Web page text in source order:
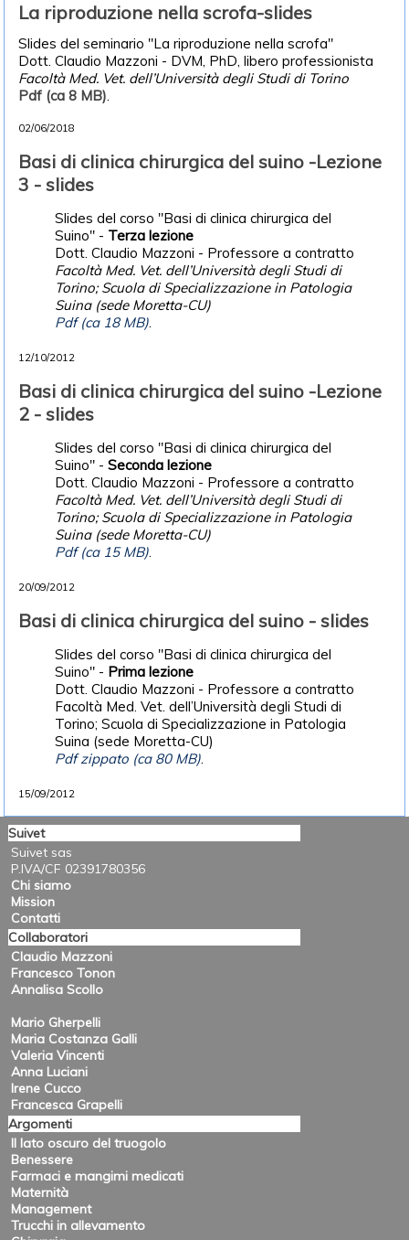
La riproduzione nella scrofa-slides
Slides del seminario "La riproduzione nella scrofa"
Dott. Claudio Mazzoni - DVM, PhD, libero professionista
Facoltà Med. Vet. dell’Università degli Studi di Torino
Pdf (ca 8 MB).
02/06/2018
Basi di clinica chirurgica del suino -Lezione
3 - slides
Slides del corso "Basi di clinica chirurgica del
Suino" - Terza lezione
Dott. Claudio Mazzoni - Professore a contratto
Facoltà Med. Vet. dell’Università degli Studi di
Torino; Scuola di Specializzazione in Patologia
Suina (sede Moretta-CU)
Pdf (ca 18 MB).
12/10/2012
Basi di clinica chirurgica del suino -Lezione
2 - slides
Slides del corso "Basi di clinica chirurgica del
Suino" -Seconda lezione
Dott. Claudio Mazzoni - Professore a contratto
Facoltà Med. Vet. dell’Università degli Studi di
Torino; Scuola di Specializzazione in Patologia
Suina (sede Moretta-CU)
Pdf (ca 15 MB).
20/09/2012
Basi di clinica chirurgica del suino - slides
Slides del corso "Basi di clinica chirurgica del
Suino" - Prima lezione
Dott. Claudio Mazzoni - Professore a contratto
Facoltà Med. Vet. dell’Università degli Studi di
Torino; Scuola di Specializzazione in Patologia
Suina (sede Moretta-CU)
Pdf zippato (ca 80 MB).
15/09/2012
Suivet
Suivet sas
P.IVA/CF 02391780356
Chi siamo
Mission
Contatti
Collaboratori
Claudio Mazzoni
Francesco Tonon
Annalisa Scollo
Mario Gherpelli
Maria Costanza Galli
Valeria Vincenti
Anna Luciani
Irene Cucco
Francesca Grapelli
Argomenti
Il lato oscuro del truogolo
Benessere
Farmaci e mangimi medicati
Maternità
Management
Trucchi in allevamento